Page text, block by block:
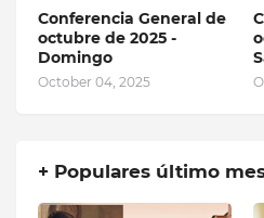
Conferencia General de
octubre de 2025 -
Domingo
October 04, 2025
+ Populares último